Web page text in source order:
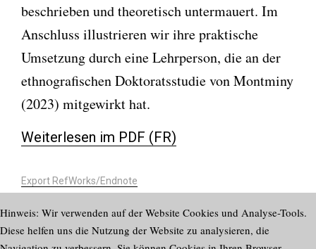
beschrieben und theoretisch untermauert. Im
Anschluss illustrieren wir ihre praktische
Umsetzung durch eine Lehrperson, die an der
ethnografischen Doktoratsstudie von Montminy
(2023) mitgewirkt hat.
Weiterlesen im PDF (FR)
Export RefWorks/Endnote
Hinweis: Wir verwenden auf der Website Cookies und Analyse-Tools.
Diese helfen uns die Nutzung der Website zu analysieren, die